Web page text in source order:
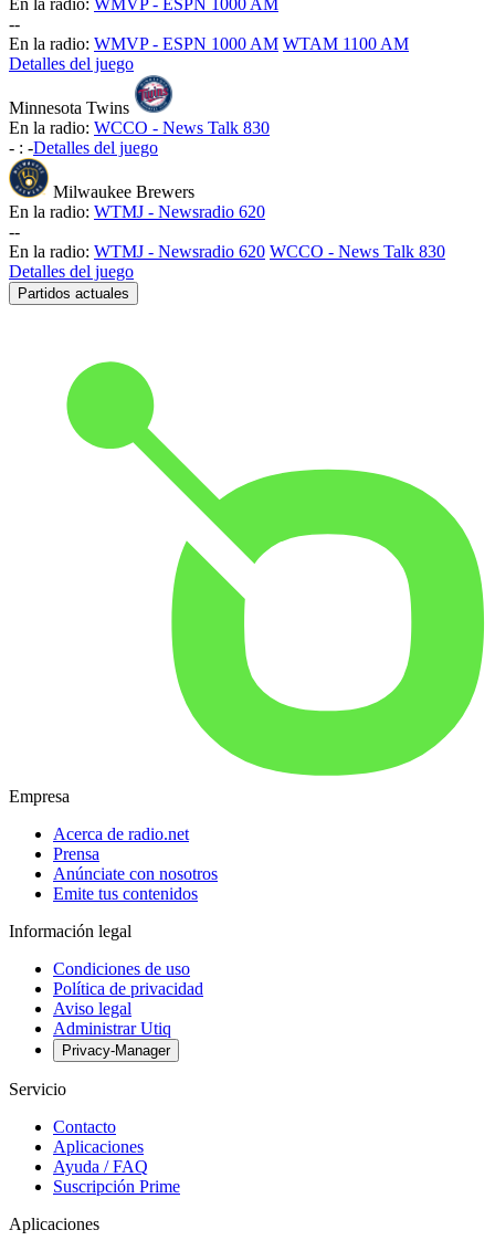
En la radio: WMVP - ESPN 1000 AM
--
En la radio: WMVP - ESPN 1000 AM WTAM 1100 AM
Detalles del juego
Minnesota Twins
En la radio: WCCO - News Talk 830
- : -Detalles del juego
Milwaukee Brewers
En la radio: WTMJ - Newsradio 620
--
En la radio: WTMJ - Newsradio 620 WCCO - News Talk 830
Detalles del juego
Partidos actuales
Empresa
Acerca de radio.net
Prensa
Anúnciate con nosotros
Emite tus contenidos
Información legal
Condiciones de uso
Política de privacidad
Aviso legal
Administrar Utiq
Privacy-Manager
Servicio
Contacto
Aplicaciones
Ayuda / FAQ
Suscripción Prime
Aplicaciones